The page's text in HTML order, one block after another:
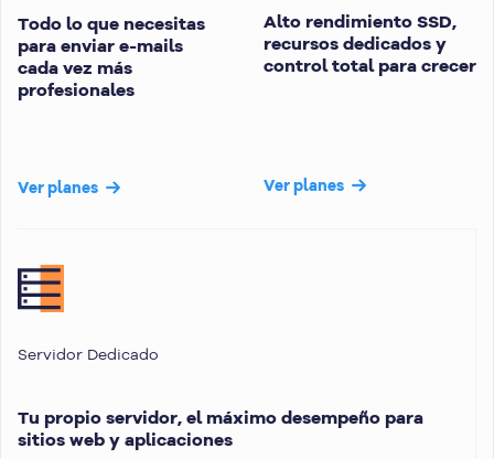
Todo lo que necesitas
para enviar e-mails
cada vez más
profesionales
Ver planes
Alto rendimiento SSD,
recursos dedicados y
control total para crecer
Ver planes
Servidor Dedicado
Tu propio servidor, el máximo desempeño para
sitios web y aplicaciones